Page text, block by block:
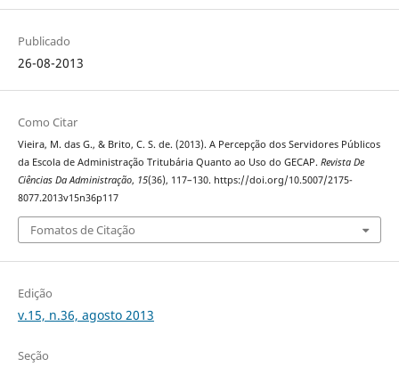
Publicado
26-08-2013
Como Citar
Vieira, M. das G., & Brito, C. S. de. (2013). A Percepção dos Servidores Públicos
da Escola de Administração Tritubária Quanto ao Uso do GECAP. Revista De
Ciências Da Administração, 15(36), 117–130. https://doi.org/10.5007/2175-
8077.2013v15n36p117
Fomatos de Citação
Edição
v.15, n.36, agosto 2013
Seção